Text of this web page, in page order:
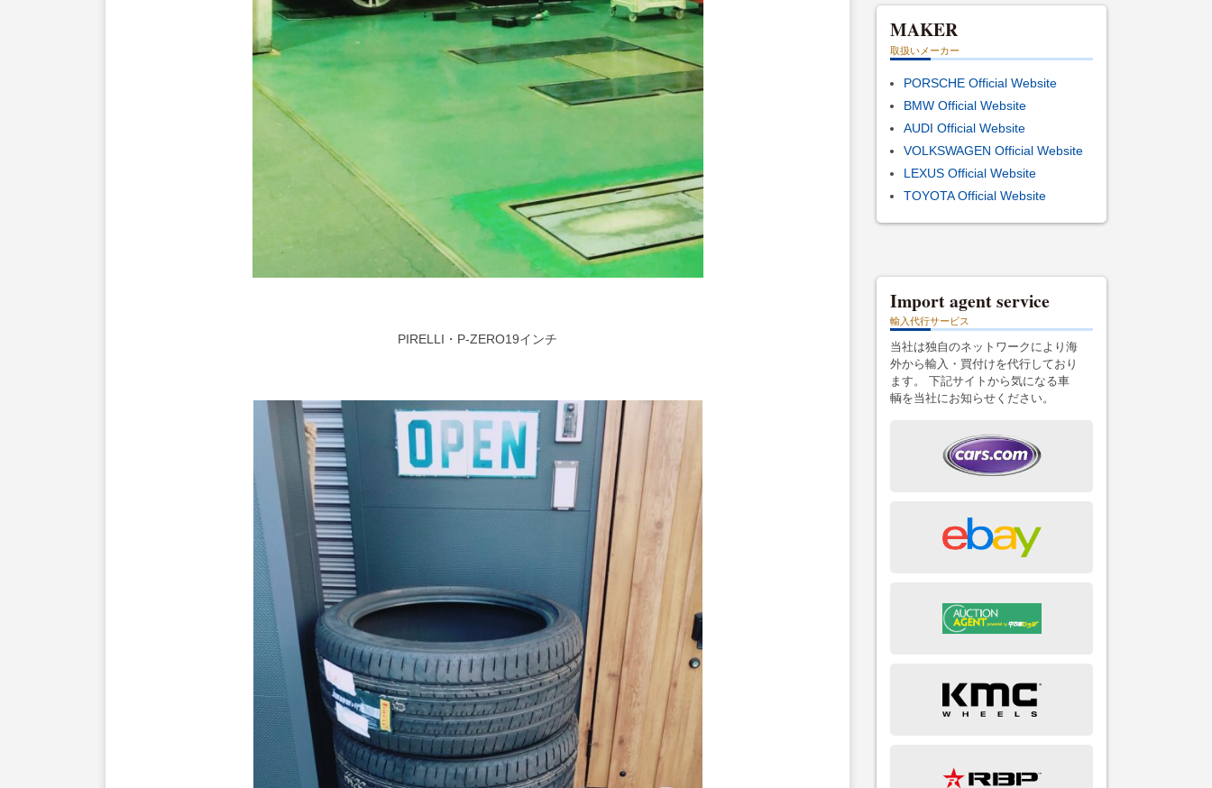
PIRELLI・P-ZERO19インチ
MAKER
取扱いメーカー
PORSCHE Official Website
BMW Official Website
AUDI Official Website
VOLKSWAGEN Official Website
LEXUS Official Website
TOYOTA Official Website
Import agent service
輸入代行サービス
当社は独自のネットワークにより海
外から輸入・買付けを代行しており
ます。 下記サイトから気になる車
輌を当社にお知らせください。